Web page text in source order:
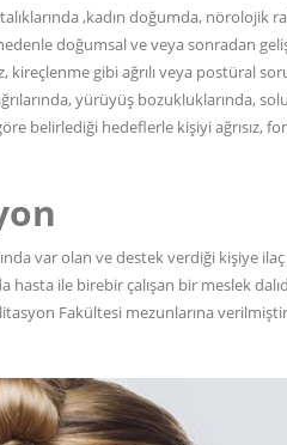
,kadın doğumda, nörolojik
doğumsal ve veya sonradan
gibi ağrılı veya postüral
yürüyüş bozukluklarında,
belirlediği hedeflerle kişiyi ağrısız,
var olan ve destek verdiği kişiye
ile birebir çalışan bir meslek
Fakültesi mezunlarına